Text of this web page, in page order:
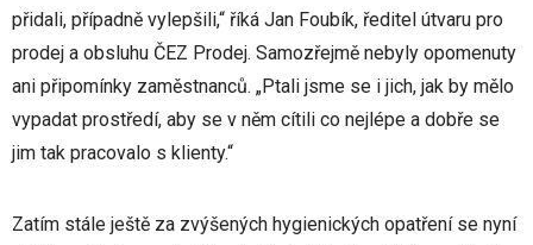
přidali, případně vylepšili,“ říká Jan Foubík, ředitel útvaru pro
prodej a obsluhu ČEZ Prodej. Samozřejmě nebyly opomenuty
ani připomínky zaměstnanců. „Ptali jsme se i jich, jak by mělo
vypadat prostředí, aby se v něm cítili co nejlépe a dobře se
jim tak pracovalo s klienty.“
Zatím stále ještě za zvýšených hygienických opatření se nyní